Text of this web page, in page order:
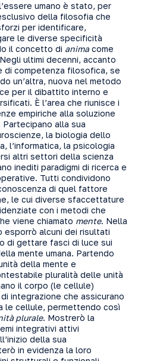
umano è stato, per
della filosofia che
per identificare,
le diverse specificità
il concetto di animacome
ultimi decenni, accanto
di competenza filosofica, se
un’altra, nuova nel metodo
per il dibattito interno e
È l’area che riunisce i
empiriche alla soluzione
alla sua
la biologia dello
l’informatica, la psicologia
altri settori della scienza
inediti paradigmi di ricerca e
Tutti condividono
di quel fattore
le cui diverse sfaccettature
con i metodi che
viene chiamato mente. Nella
esporrò alcuni dei risultati
di gettare fasci di luce sui
mente umana. Partendo
della mente e
pluralità delle unità
il corpo (le cellule)
integrazione che assicurano
le cellule, permettendo così
plurale. Mostrerò la
integrativi attivi
della sua
in evidenza la loro